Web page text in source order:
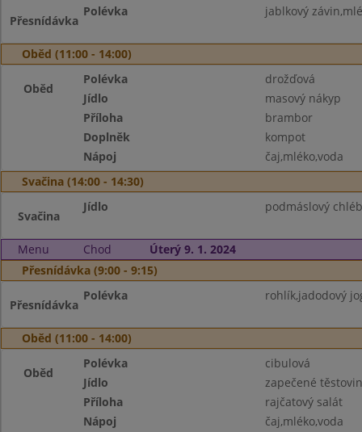
Přesnídávka
Polévka jablkový
Oběd (11:00 - 14:00)
Oběd
Polévka
drožďová
Jídlo
masový nákyp
Příloha
brambor
Doplněk
kompot
Nápoj
čaj,mléko,voda
Svačina (14:00 - 14:30)
Svačina
Jídlo podmáslový
Menu Chod
Úterý 9. 1. 2024
Přesnídávka (9:00 - 9:15)
Přesnídávka
Polévka rohlík,jadodový
Oběd (11:00 - 14:00)
Oběd
Polévka
cibulová
Jídlo
zapečené
Příloha
rajčatový salát
Nápoj
čaj,mléko,voda